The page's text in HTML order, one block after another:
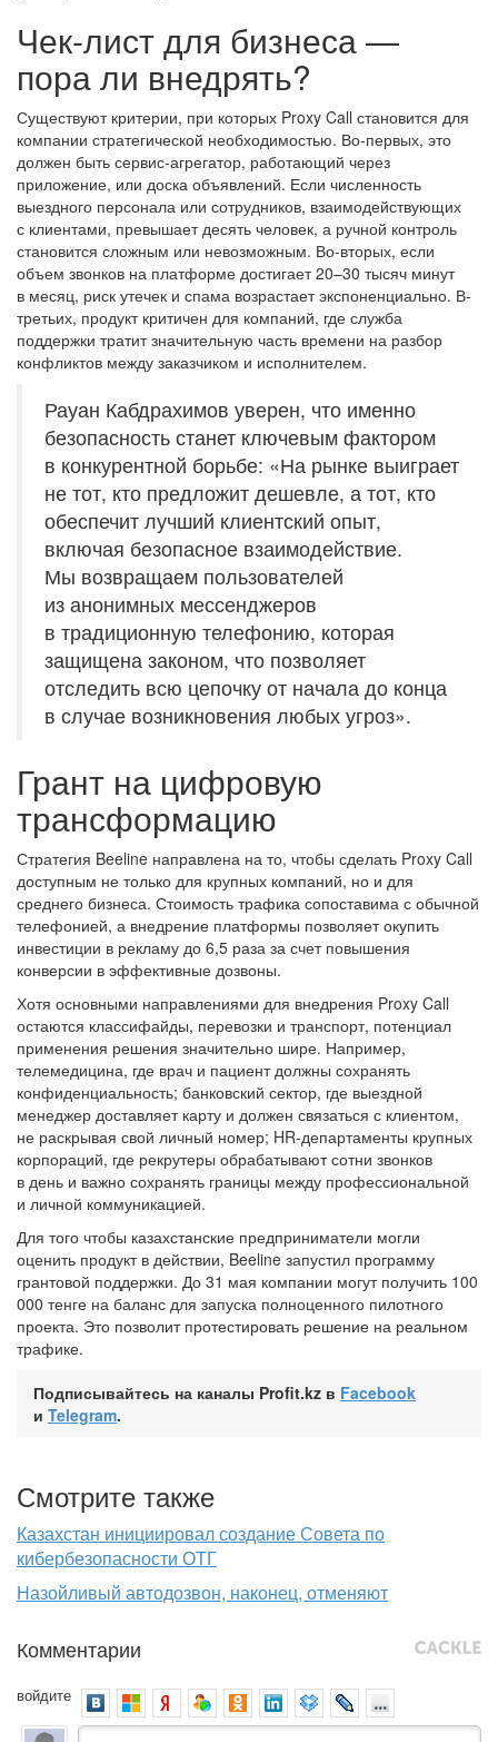
Чек-лист для бизнеса —
пора ли внедрять?
Существуют критерии, при которых Proxy Call становится для
компании стратегической необходимостью. Во-первых, это
должен быть сервис-агрегатор, работающий через
приложение, или доска объявлений. Если численность
выездного персонала или сотрудников, взаимодействующих
с клиентами, превышает десять человек, а ручной контроль
становится сложным или невозможным. Во-вторых, если
объем звонков на платформе достигает 20–30 тысяч минут
в месяц, риск утечек и спама возрастает экспоненциально. В-
третьих, продукт критичен для компаний, где служба
поддержки тратит значительную часть времени на разбор
конфликтов между заказчиком и исполнителем.
Рауан Кабдрахимов уверен, что именно
безопасность станет ключевым фактором
в конкурентной борьбе: «На рынке выиграет
не тот, кто предложит дешевле, а тот, кто
обеспечит лучший клиентский опыт,
включая безопасное взаимодействие.
Мы возвращаем пользователей
из анонимных мессенджеров
в традиционную телефонию, которая
защищена законом, что позволяет
отследить всю цепочку от начала до конца
в случае возникновения любых угроз».
Грант на цифровую
трансформацию
Стратегия Beeline направлена на то, чтобы сделать Proxy Call
доступным не только для крупных компаний, но и для
среднего бизнеса. Стоимость трафика сопоставима с обычной
телефонией, а внедрение платформы позволяет окупить
инвестиции в рекламу до 6,5 раза за счет повышения
конверсии в эффективные дозвоны.
Хотя основными направлениями для внедрения Proxy Call
остаются классифайды, перевозки и транспорт, потенциал
применения решения значительно шире. Например,
телемедицина, где врач и пациент должны сохранять
конфиденциальность; банковский сектор, где выездной
менеджер доставляет карту и должен связаться с клиентом,
не раскрывая свой личный номер; HR-департаменты крупных
корпораций, где рекрутеры обрабатывают сотни звонков
в день и важно сохранять границы между профессиональной
и личной коммуникацией.
Для того чтобы казахстанские предприниматели могли
оценить продукт в действии, Beeline запустил программу
грантовой поддержки. До 31 мая компании могут получить 100
000 тенге на баланс для запуска полноценного пилотного
проекта. Это позволит протестировать решение на реальном
трафике.
Подписывайтесь на каналы Profit.kz в Facebook
и Telegram.
Смотрите также
Казахстан инициировал создание Совета по
кибербезопасности ОТГ
Назойливый автодозвон, наконец, отменяют
Комментарии
войдите